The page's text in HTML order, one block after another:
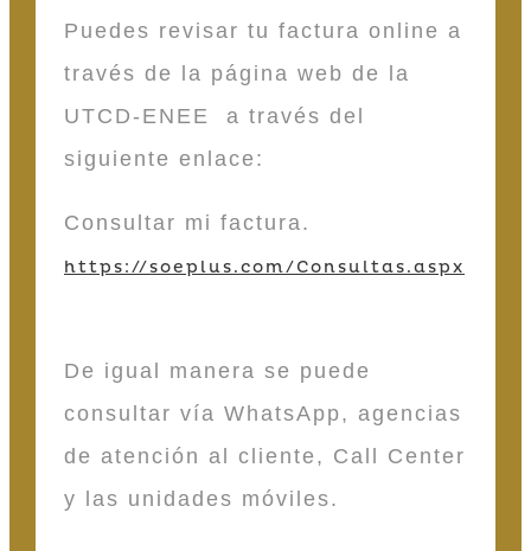
Puedes revisar tu factura online a
través de la página web de la
UTCD-ENEE a través del
siguiente enlace:
Consultar mi factura.
https://soeplus.com/Consultas.aspx
De igual manera se puede
consultar vía WhatsApp, agencias
de atención al cliente, Call Center
y las unidades móviles.